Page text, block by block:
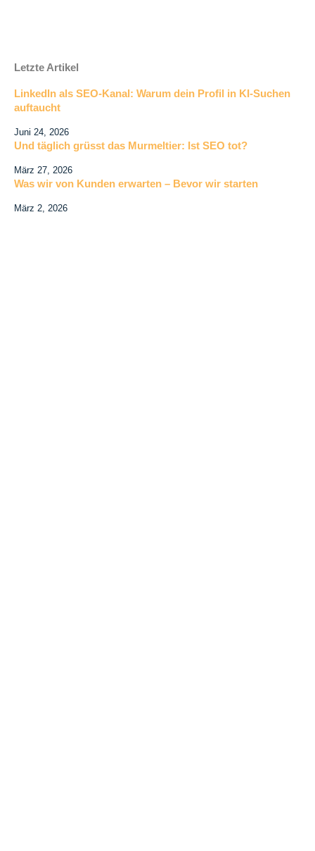
Letzte Artikel
LinkedIn als SEO-Kanal: Warum dein Profil in KI-Suchen
auftaucht
Juni 24, 2026
Und täglich grüsst das Murmeltier: Ist SEO tot?
März 27, 2026
Was wir von Kunden erwarten – Bevor wir starten
März 2, 2026